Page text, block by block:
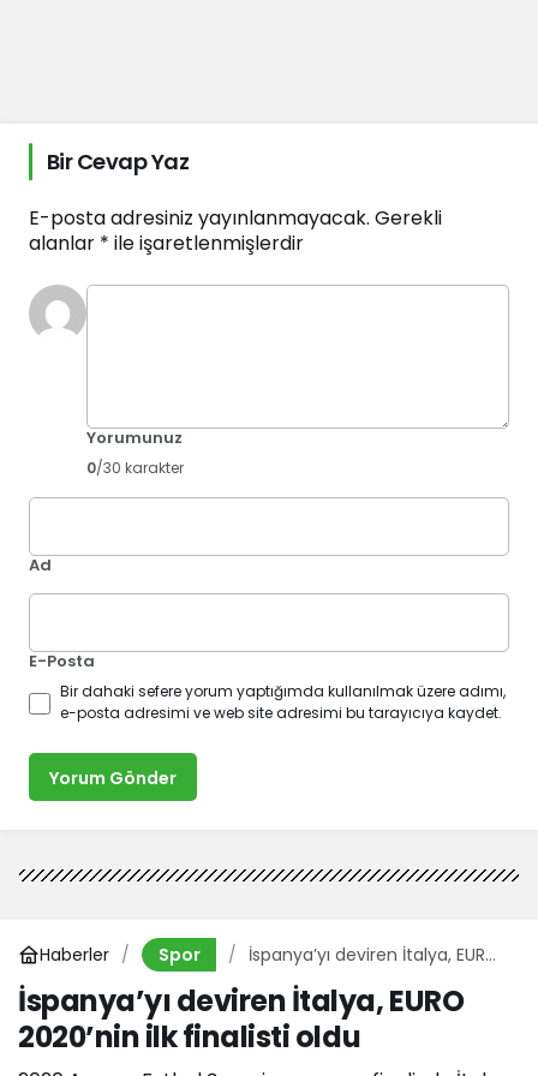
Bir Cevap Yaz
E-posta adresiniz yayınlanmayacak. Gerekli
alanlar * ile işaretlenmişlerdir
Yorumunuz
0/30 karakter
Ad
E-Posta
Bir dahaki sefere yorum yaptığımda kullanılmak üzere adımı,
e-posta adresimi ve web site adresimi bu tarayıcıya kaydet.
Yorum Gönder
Haberler Spor
İspanya’yı deviren İtalya, EURO
2020’nin ilk finalisti oldu
İspanya’yı deviren İtalya, EURO
2020’nin ilk finalisti oldu